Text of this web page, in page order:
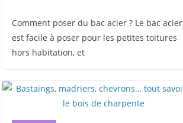
Comment poser du bac acier ? Le bac acier
est facile à poser pour les petites toitures
hors habitation, et